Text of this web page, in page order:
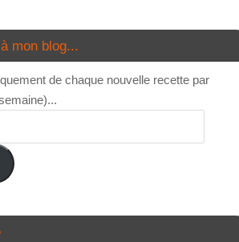
mon blog...
de chaque nouvelle recette par